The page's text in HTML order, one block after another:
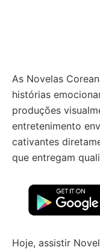
As Novelas
histórias
produções
entretenimento
cativantes
que entregam
Hoje, assistir